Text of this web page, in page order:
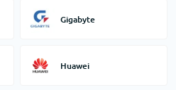
Gigabyte
Huawei